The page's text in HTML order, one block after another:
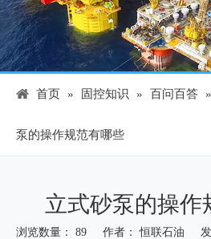
首页 » 固控知识 » 百问百答 »
泵的操作规范有哪些
立式砂泵的操作
浏览数量： 89 作者： 恒联石油 发